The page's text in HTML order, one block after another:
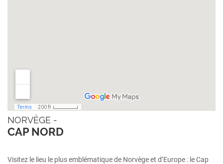
NORVÈGE -
CAP NORD
Visitez le lieu le plus emblématique de Norvège et d’Europe : le Cap